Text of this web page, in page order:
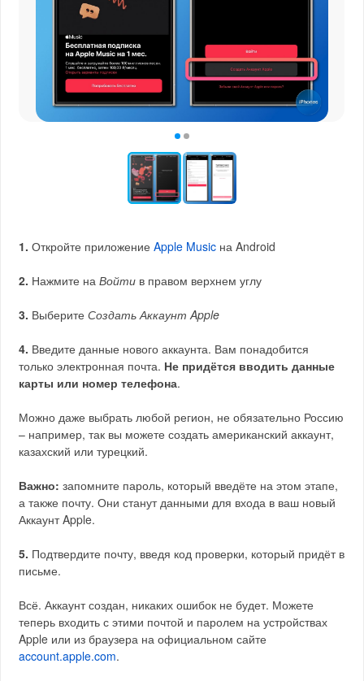
1. Откройте приложениеApple Music на Android
2. Нажмите наВойти в правом верхнем углу
3. ВыберитеСоздать Аккаунт Apple
4. Введите данные нового аккаунта. Вам понадобится
только электронная почта. Не придётся вводить данные
карты или номер телефона.
Можно даже выбрать любой регион, не обязательно Россию
– например, так вы можете создать американский аккаунт,
казахский или турецкий.
Важно: запомните пароль, который введёте на этом этапе,
а также почту. Они станут данными для входа в ваш новый
Аккаунт Apple.
5. Подтвердите почту, введя код проверки, который придёт в
письме.
Всё. Аккаунт создан, никаких ошибок не будет. Можете
теперь входить с этими почтой и паролем на устройствах
Apple или из браузера на официальном сайте
account.apple.com.